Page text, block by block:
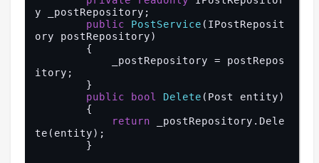
///
<param name="entity">
</param>
///
<returns>
bool
///
///
</summary>
///
///
bool
y _postRepository;
public
PostService ( IPostReposit
ory postRepository)
{
itory;
public
bool Delete ( Post entity)
{
return _postRepository.Dele
te(entity);